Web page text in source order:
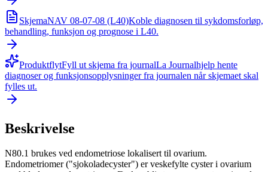
SkjemaNAV 08-07-08 (L40)Koble diagnosen til sykdomsforløp,
behandling, funksjon og prognose i L40.
ProduktflytFyll ut skjema fra journalLa Journalhjelp hente
diagnoser og funksjonsopplysninger fra journalen når skjemaet skal
fylles ut.
Beskrivelse
N80.1 brukes ved endometriose lokalisert til ovarium.
Endometriomer ("sjokoladecyster") er veskefylte cyster i ovarium